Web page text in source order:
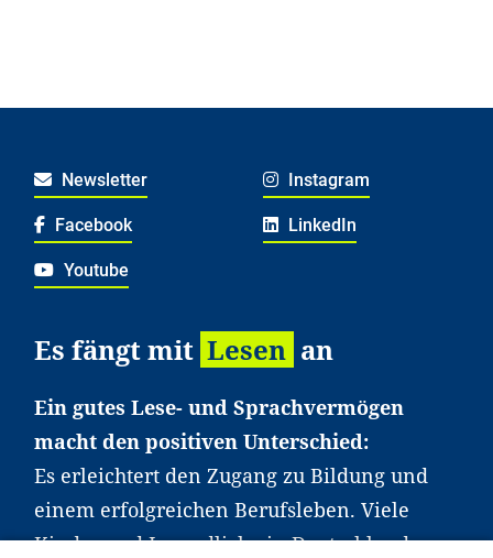
Newsletter Instagram
Facebook LinkedIn
Youtube
Es fängt mit Lesen an
Ein gutes Lese- und Sprachvermögen
macht den positiven Unterschied:
Es erleichtert den Zugang zu Bildung und
einem erfolgreichen Berufsleben. Viele
Kinder und Jugendliche in Deutschland